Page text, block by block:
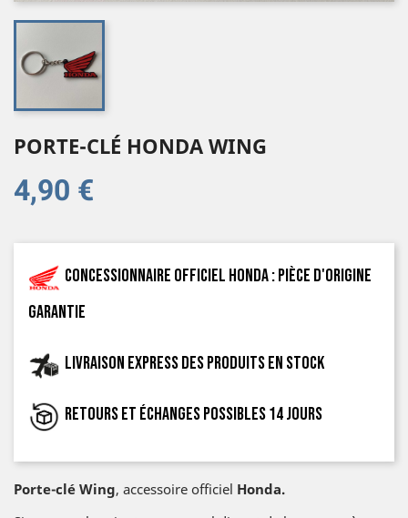
PORTE-CLÉ HONDA WING
4,90 €
Concessionnaire officiel Honda : pièce d'origine
garantie
Livraison express des produits en stock
Retours et échanges possibles 14 jours
Porte-clé Wing, accessoire officiel Honda.